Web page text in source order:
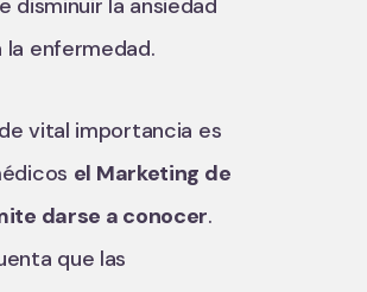
disminuir la ansiedad
enfermedad.
vital importancia es
el Marketing de
darse a conocer.
que las